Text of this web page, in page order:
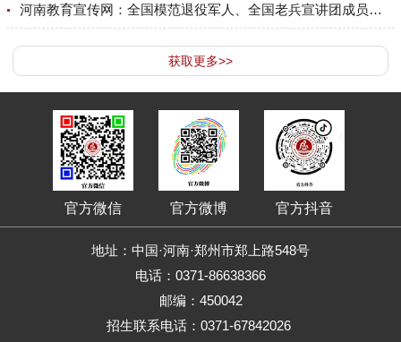
河南教育宣传网：全国模范退役军人、全国老兵宣讲团成员许玉亭走进河南应用技术职业学院开展长征精神专题宣讲
获取更多>>
官方微信 官方微博 官方抖音
地址：中国·河南·郑州市郑上路548号
电话：0371-86638366
邮编：450042
招生联系电话：0371-67842026